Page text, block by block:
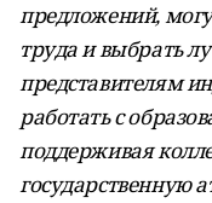
предложений,
труда и выбрать
представителям
работать с
поддерживая
государственную